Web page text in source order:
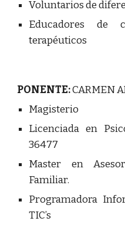
Voluntarios de
Educadores de
terapéuticos
PONENTE:CARMEN
Magisterio
Licenciada en
36477
Master en
Familiar.
Programadora
TIC’s